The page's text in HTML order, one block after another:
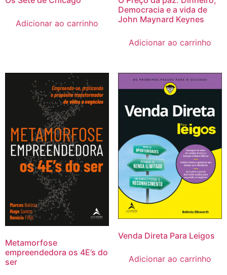
Adicionar ao carrinho
Democracia e a vida de
John Maynard Keynes
Adicionar ao carrinho
Metamorfose
empreendedora os 4E’s do
ser
Venda Direta Para Leigos
Adicionar ao carrinho